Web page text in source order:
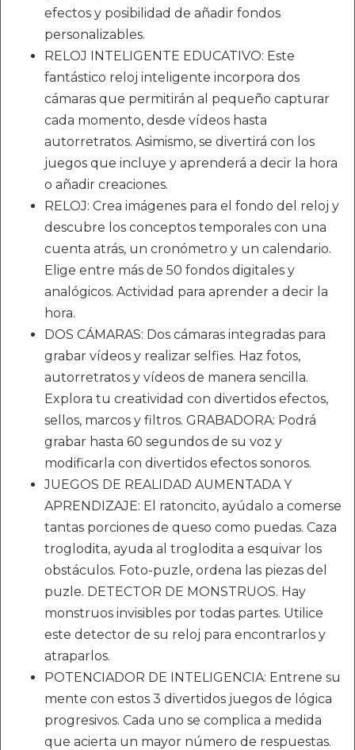
efectos y posibilidad de añadir fondos
personalizables.
RELOJ INTELIGENTE EDUCATIVO: Este
fantástico reloj inteligente incorpora dos
cámaras que permitirán al pequeño capturar
cada momento, desde vídeos hasta
autorretratos. Asimismo, se divertirá con los
juegos que incluye y aprenderá a decir la hora
o añadir creaciones.
RELOJ: Crea imágenes para el fondo del reloj y
descubre los conceptos temporales con una
cuenta atrás, un cronómetro y un calendario.
Elige entre más de 50 fondos digitales y
analógicos. Actividad para aprender a decir la
hora.
DOS CÁMARAS: Dos cámaras integradas para
grabar vídeos y realizar selfies. Haz fotos,
autorretratos y vídeos de manera sencilla.
Explora tu creatividad con divertidos efectos,
sellos, marcos y filtros. GRABADORA: Podrá
grabar hasta 60 segundos de su voz y
modificarla con divertidos efectos sonoros.
JUEGOS DE REALIDAD AUMENTADA Y
APRENDIZAJE: El ratoncito, ayúdalo a comerse
tantas porciones de queso como puedas. Caza
troglodita, ayuda al troglodita a esquivar los
obstáculos. Foto-puzle, ordena las piezas del
puzle. DETECTOR DE MONSTRUOS. Hay
monstruos invisibles por todas partes. Utilice
este detector de su reloj para encontrarlos y
atraparlos.
POTENCIADOR DE INTELIGENCIA: Entrene su
mente con estos 3 divertidos juegos de lógica
progresivos. Cada uno se complica a medida
que acierta un mayor número de respuestas.